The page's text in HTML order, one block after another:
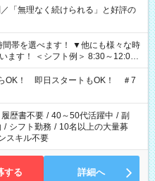
「無理なく続けられる」と好評の
す！ ▼他にも様々な時
ます！ ＜シフト例＞ 8:30～12:00
22:00～翌6:00 など
OK！ 即日スタートもOK！ ＃7
履歴書不要 / 40～50代活躍中 / 副
/ シフト勤務 / 10名以上の大量募
スキル不要
する 詳細へ